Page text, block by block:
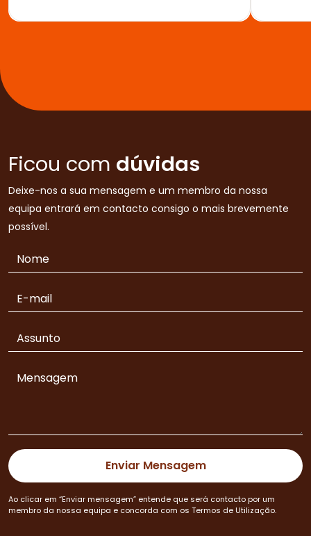
Ficou com dúvidas
Deixe-nos a sua mensagem e um membro da nossa
equipa entrará em contacto consigo o mais brevemente
possível.
Ao clicar em “Enviar mensagem” entende que será contacto por um
membro da nossa equipa e concorda com os Termos de Utilização.